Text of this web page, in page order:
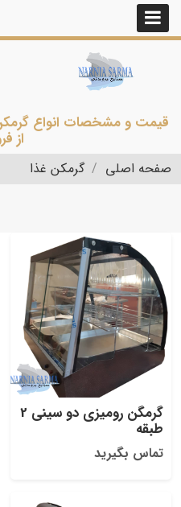
قیمت و مشخصات انواع
از
صفحه اصلی گرمکن غذا
گرمگن رومیزی دو سینی 2
طبقه
تماس بگیرید